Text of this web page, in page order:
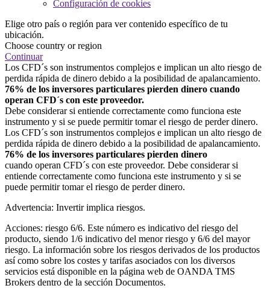
Configuración de cookies
Elige otro país o región para ver contenido específico de tu
ubicación.
Choose country or region
Continuar
Los CFD´s son instrumentos complejos e implican un alto riesgo de
perdida rápida de dinero debido a la posibilidad de apalancamiento.
76% de los inversores particulares pierden dinero cuando
operan CFD´s con este proveedor.
Debe considerar si entiende correctamente como funciona este
instrumento y si se puede permitir tomar el riesgo de perder dinero.
Los CFD´s son instrumentos complejos e implican un alto riesgo de
perdida rápida de dinero debido a la posibilidad de apalancamiento.
76% de los inversores particulares pierden dinero
cuando operan CFD´s con este proveedor. Debe considerar si
entiende correctamente como funciona este instrumento y si se
puede permitir tomar el riesgo de perder dinero.
Advertencia: Invertir implica riesgos.
Acciones: riesgo 6/6. Este número es indicativo del riesgo del
producto, siendo 1/6 indicativo del menor riesgo y 6/6 del mayor
riesgo. La información sobre los riesgos derivados de los productos
así como sobre los costes y tarifas asociados con los diversos
servicios está disponible en la página web de OANDA TMS
Brokers dentro de la sección Documentos.